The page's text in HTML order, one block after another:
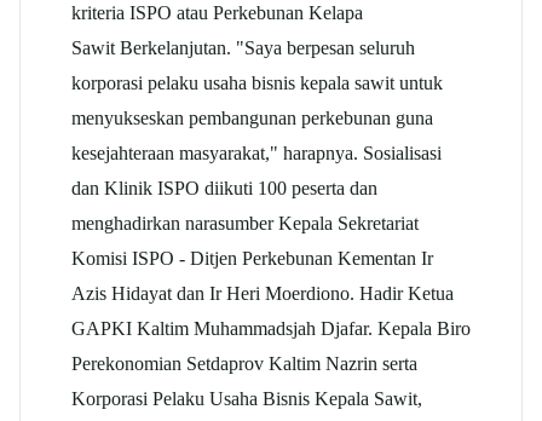
kriteria ISPO atau Perkebunan Kelapa
Sawit Berkelanjutan. "Saya berpesan seluruh
korporasi pelaku usaha bisnis kepala sawit untuk
menyukseskan pembangunan perkebunan guna
kesejahteraan masyarakat," harapnya. Sosialisasi
dan Klinik ISPO diikuti 100 peserta dan
menghadirkan narasumber Kepala Sekretariat
Komisi ISPO - Ditjen Perkebunan Kementan Ir
Azis Hidayat dan Ir Heri Moerdiono. Hadir Ketua
GAPKI Kaltim Muhammadsjah Djafar. Kepala Biro
Perekonomian Setdaprov Kaltim Nazrin serta
Korporasi Pelaku Usaha Bisnis Kepala Sawit,